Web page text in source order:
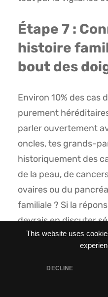
This website uses
DECLINE
Étape 7 :
histoire
bout des
Environ 10% des cas
purement
parler ouvertement
oncles, tes grands-
historiquement des
de la peau, de
ovaires ou du
familiale ? Si la
devrais en discuter
médecin traitant
conseil génétique
surveillance